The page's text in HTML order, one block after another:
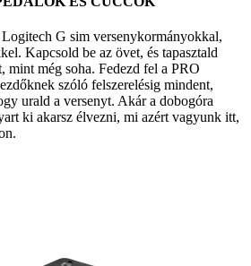
Logitech G sim versenykormányokkal,
Kapcsold be az övet, és tapasztald
mint még soha. Fedezd fel a PRO
szóló felszerelésig mindent,
urald a versenyt. Akár a dobogóra
ki akarsz élvezni, mi azért vagyunk itt,